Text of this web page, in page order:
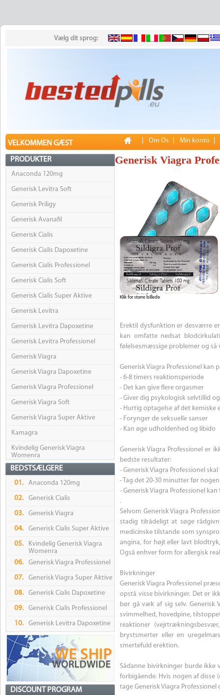
Vælg dit sprog:
VELKOMMEN GÆST Om Os Min konto
PRODUKTER
Anaconda 120mg
Generisk Levitra Soft
Generisk Priligy
Generisk Avanafil
Generisk Cialis
Generisk Cialis Dapoxetine
Generisk Cialis Professionel
Generisk Cialis Soft
Generisk Cialis Super Aktive
Generisk Levitra
Generisk Levitra Dapoxetine
Generisk Levitra Professionel
Generisk Viagra
Generisk Viagra Dapoxetine
Generisk Viagra Professionel
Generisk Viagra Soft
Generisk Viagra Super Aktive
Kamagra
Kvindelig Generisk Viagra
Womenra
BEDSTSÆLGERE
01. Anaconda 120mg
02. Generisk Cialis
03. Generisk Viagra
04. Generisk Cialis Super Aktive
05.
Kvindelig Generisk Viagra
Womenra
06.
Generisk Viagra Professionel
07. Generisk Viagra Super Aktive
08. Generisk Cialis Dapoxetine
09. Generisk Cialis Professionel
10. Generisk Levitra Dapoxetine
DISCOUNT PROGRAM
Generisk Viagra
Klik for storre billede
Erektil dysfunktion er desværre
kan omfatte nedsat
følelsesmæssige problemer og så
Generisk Viagra Professionel
- 6-8 timers reaktionsperiode
- Det kan give flere orgasmer
- Giver dig psykologisk selvtillid
- Hurtig optagelse af det kemiske
- Forynger de seksuelle sanser
- Kan øge udholdenhed og libido
Generisk Viagra Professionel er
bedste resultater:
- Generisk Viagra Professionel
- Tag det 20-30 minutter før
- Generisk Viagra Professionel
.
Selvom Generisk Viagra
stadig tilrådeligt at søge
medicinske tilstande som
angina, for højt eller lavt
Også enhver form for allergisk
Bivirkninger
Generisk Viagra Professionel
opstå visse bivirkninger. Det er
bør gå væk af sig selv. Generisk
svimmelhed, hovedpine,
reaktioner
brystsmerter eller en
smertefuld erektion.
Sådanne bivirkninger burde
forbigående. Hvis nogen af disse
tage Generisk Viagra